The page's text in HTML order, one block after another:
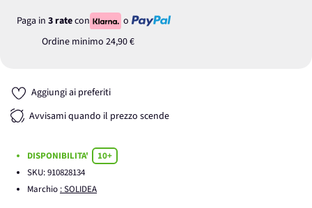
Paga in 3 ratecon
o
Ordine minimo 24,90 €
Aggiungi ai preferiti
Avvisami quando il prezzo scende
DISPONIBILITA'
10+
SKU:910828134
Marchio : SOLIDEA